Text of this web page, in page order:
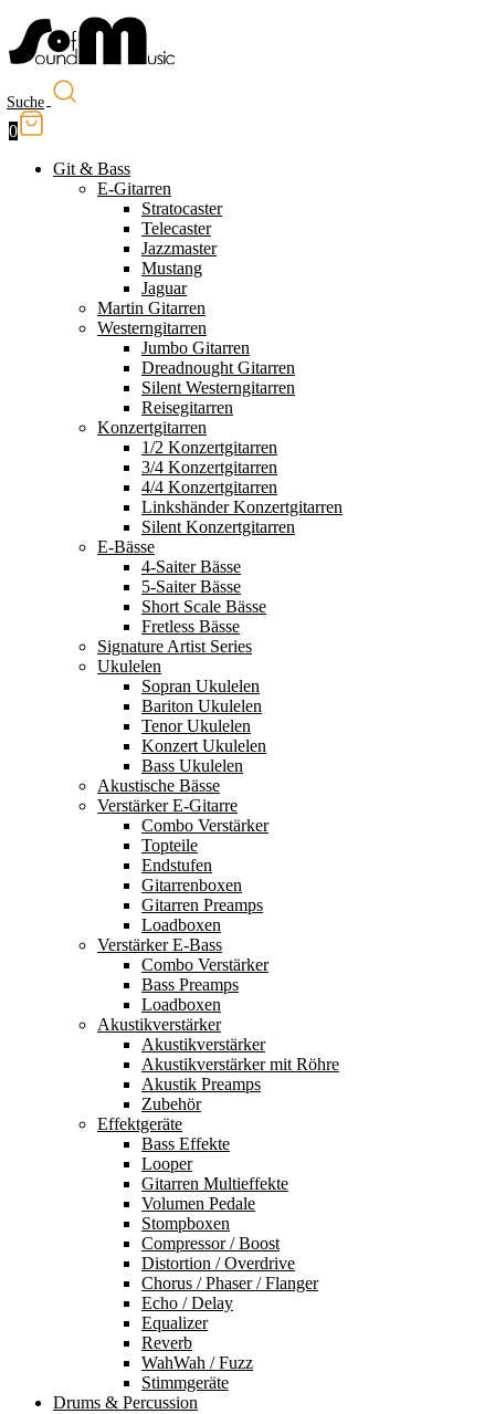
Suche
0
Git & Bass
E-Gitarren
Stratocaster
Telecaster
Jazzmaster
Mustang
Jaguar
Martin Gitarren
Westerngitarren
Jumbo Gitarren
Dreadnought Gitarren
Silent Westerngitarren
Reisegitarren
Konzertgitarren
1/2 Konzertgitarren
3/4 Konzertgitarren
4/4 Konzertgitarren
Linkshänder Konzertgitarren
Silent Konzertgitarren
E-Bässe
4-Saiter Bässe
5-Saiter Bässe
Short Scale Bässe
Fretless Bässe
Signature Artist Series
Ukulelen
Sopran Ukulelen
Bariton Ukulelen
Tenor Ukulelen
Konzert Ukulelen
Bass Ukulelen
Akustische Bässe
Verstärker E-Gitarre
Combo Verstärker
Topteile
Endstufen
Gitarrenboxen
Gitarren Preamps
Loadboxen
Verstärker E-Bass
Combo Verstärker
Bass Preamps
Loadboxen
Akustikverstärker
Akustikverstärker
Akustikverstärker mit Röhre
Akustik Preamps
Zubehör
Effektgeräte
Bass Effekte
Looper
Gitarren Multieffekte
Volumen Pedale
Stompboxen
Compressor / Boost
Distortion / Overdrive
Chorus / Phaser / Flanger
Echo / Delay
Equalizer
Reverb
WahWah / Fuzz
Stimmgeräte
Drums & Percussion